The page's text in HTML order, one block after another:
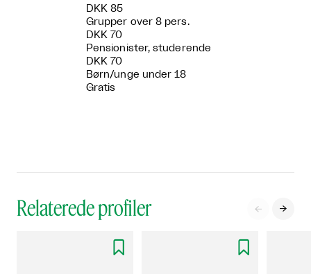
DKK 85
Grupper over 8 pers.
DKK 70
Pensionister, studerende
DKK 70
Børn/unge under 18
Gratis
Relaterede profiler  
 